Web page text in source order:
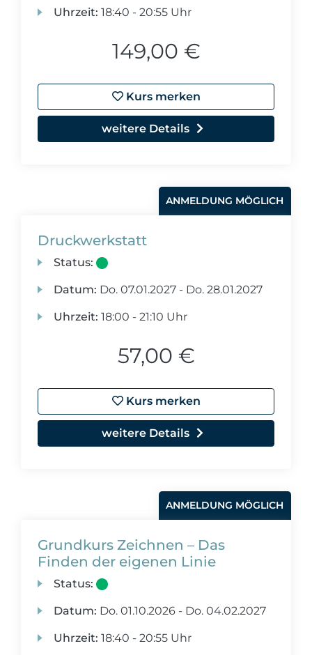
Uhrzeit: 18:40 - 20:55 Uhr
149,00 €
Kurs merken
weitere Details
ANMELDUNG MÖGLICH
Druckwerkstatt
Status:
Datum: Do. 07.01.2027 - Do. 28.01.2027
Uhrzeit: 18:00 - 21:10 Uhr
57,00 €
Kurs merken
weitere Details
ANMELDUNG MÖGLICH
Grundkurs Zeichnen – Das
Finden der eigenen Linie
Status:
Datum: Do. 01.10.2026 - Do. 04.02.2027
Uhrzeit: 18:40 - 20:55 Uhr